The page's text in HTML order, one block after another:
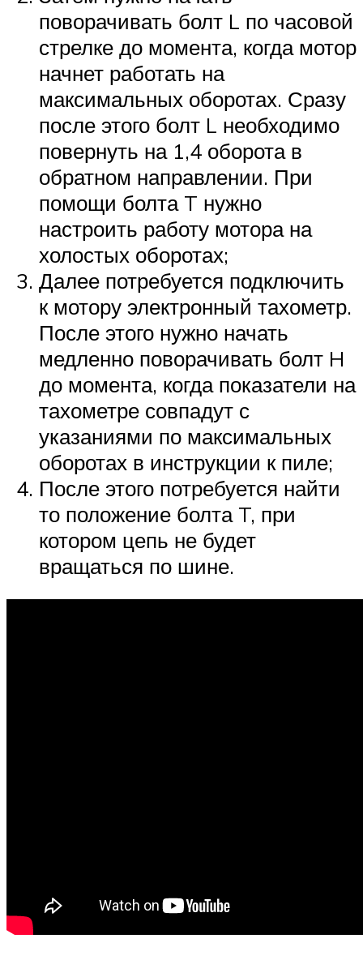
поворачивать болт L по часовой
стрелке до момента, когда мотор
начнет работать на
максимальных оборотах. Сразу
после этого болт L необходимо
повернуть на 1,4 оборота в
обратном направлении. При
помощи болта T нужно
настроить работу мотора на
холостых оборотах;
Далее потребуется подключить
к мотору электронный тахометр.
После этого нужно начать
медленно поворачивать болт H
до момента, когда показатели на
тахометре совпадут с
указаниями по максимальных
оборотах в инструкции к пиле;
После этого потребуется найти
то положение болта T, при
котором цепь не будет
вращаться по шине.